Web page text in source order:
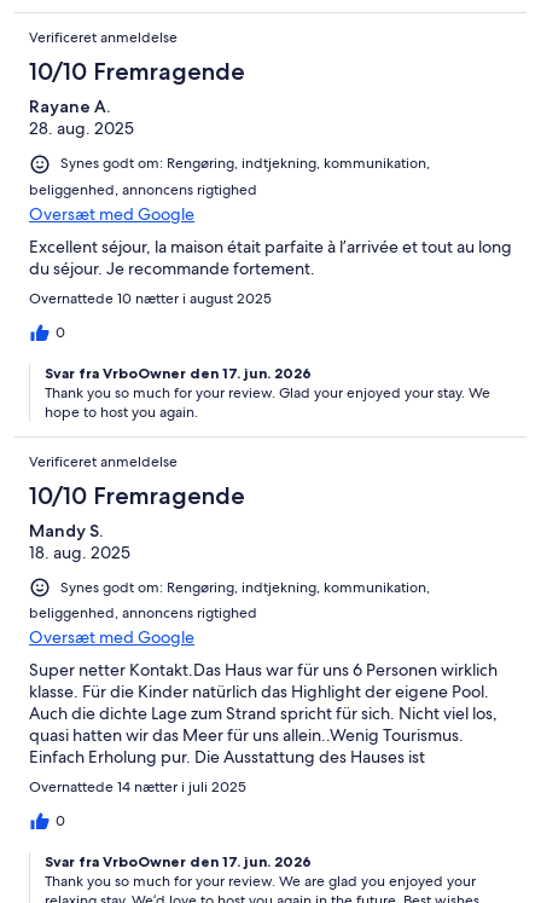
Verificeret anmeldelse
10/10 Fremragende
Rayane A.
28. aug. 2025
Synes godt om: Rengøring, indtjekning, kommunikation,
beliggenhed, annoncens rigtighed
Oversæt med Google
Excellent séjour, la maison était parfaite à l’arrivée et tout au long
du séjour. Je recommande fortement.
Overnattede 10 nætter i august 2025
0
Svar fra VrboOwner den 17. jun. 2026
Thank you so much for your review. Glad your enjoyed your stay. We
hope to host you again.
Verificeret anmeldelse
10/10 Fremragende
Mandy S.
18. aug. 2025
Synes godt om: Rengøring, indtjekning, kommunikation,
beliggenhed, annoncens rigtighed
Oversæt med Google
Super netter Kontakt.Das Haus war für uns 6 Personen wirklich
klasse. Für die Kinder natürlich das Highlight der eigene Pool.
Auch die dichte Lage zum Strand spricht für sich. Nicht viel los,
quasi hatten wir das Meer für uns allein..Wenig Tourismus.
Einfach Erholung pur. Die Ausstattung des Hauses ist
vollkommen ausreichend. Einzigst im Erdgeschoss das 2 Bett
Zimmer, da wäre es empfehlenswert, dass die Matratzen mal
getauscht werden.Sonst waren wir sehr zufrieden und können
Overnattede 14 nætter i juli 2025
0
Svar fra VrboOwner den 17. jun. 2026
Thank you so much for your review. We are glad you enjoyed your